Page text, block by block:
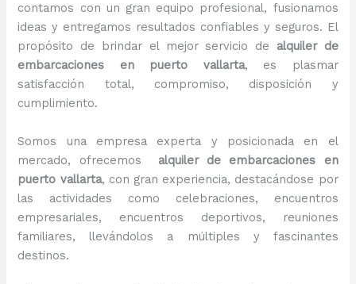
contamos con un gran equipo profesional, fusionamos
ideas y entregamos resultados confiables y seguros. El
propósito de brindar el mejor servicio de alquiler de
embarcaciones en puerto vallarta, es plasmar
satisfacción total, compromiso, disposición y
cumplimiento.
Somos una empresa experta y posicionada en el
mercado, ofrecemos alquiler de embarcaciones en
puerto vallarta, con gran experiencia, destacándose por
las actividades como celebraciones, encuentros
empresariales, encuentros deportivos, reuniones
familiares, llevándolos a múltiples y fascinantes
destinos.